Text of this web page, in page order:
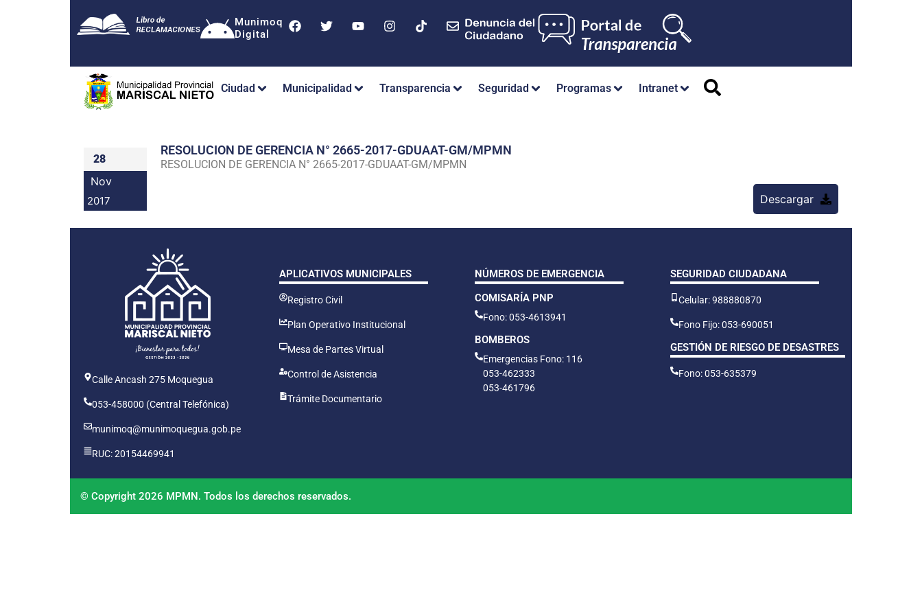
Munimoq
Digital
Ciudad Municipalidad Transparencia Seguridad Programas Intranet
28
Nov
2017
RESOLUCION DE GERENCIA N° 2665-2017-GDUAAT-GM/MPMN
RESOLUCION DE GERENCIA N° 2665-2017-GDUAAT-GM/MPMN
Descargar
Calle Ancash 275 Moquegua
053-458000 (Central Telefónica)
munimoq@munimoquegua.gob.pe
RUC: 20154469941
APLICATIVOS MUNICIPALES
Registro Civil
Plan Operativo Institucional
Mesa de Partes Virtual
Control de Asistencia
Trámite Documentario
NÚMEROS DE EMERGENCIA
COMISARÍA PNP
Fono: 053-4613941
BOMBEROS
Emergencias Fono: 116
053-462333
053-461796
SEGURIDAD CIUDADANA
Celular: 988880870
Fono Fijo: 053-690051
GESTIÓN DE RIESGO DE DESASTRES
Fono: 053-635379
© Copyright 2026 MPMN. Todos los derechos reservados.